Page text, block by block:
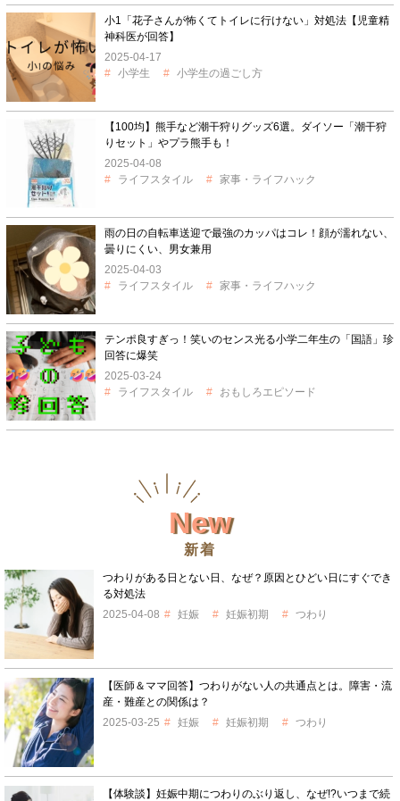
小1「花子さんが怖くてトイレに行けない」対処法【児童精
神科医が回答】
2025-04-17
小学生
小学生の過ごし方
【100均】熊手など潮干狩りグッズ6選。ダイソー「潮干狩
りセット」やプラ熊手も！
2025-04-08
ライフスタイル
家事・ライフハック
雨の日の自転車送迎で最強のカッパはコレ！顔が濡れない、
曇りにくい、男女兼用
2025-04-03
ライフスタイル
家事・ライフハック
テンポ良すぎっ！笑いのセンス光る小学二年生の「国語」珍
回答に爆笑
2025-03-24
ライフスタイル
おもしろエピソード
New
新着
つわりがある日とない日、なぜ？原因とひどい日にすぐでき
る対処法
2025-04-08
妊娠 妊娠初期 つわり
【医師＆ママ回答】つわりがない人の共通点とは。障害・流
産・難産との関係は？
2025-03-25
妊娠 妊娠初期 つわり
【体験談】妊娠中期につわりのぶり返し、なぜ!?いつまで続